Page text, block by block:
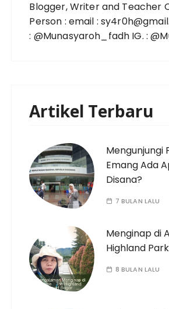
Blogger, Writer and Teacher
Person : email :
: @Munasyaroh_fadh IG. :
Artikel Terbaru
Mengunjungi
Emang Ada
Disana?
7 BULAN LALU
Menginap di
Highland
8 BULAN LALU